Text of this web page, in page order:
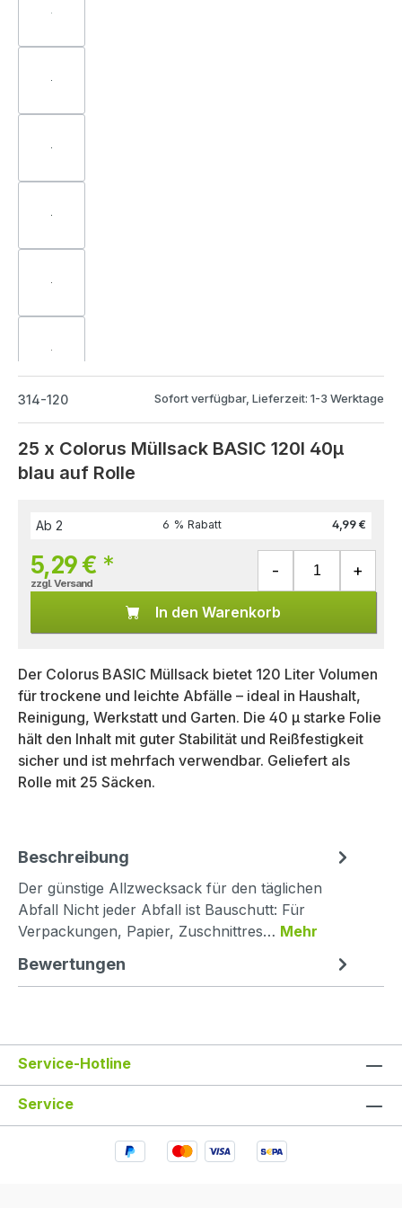
314-120 Sofort verfügbar, Lieferzeit: 1-3 Werktage
25 x Colorus Müllsack BASIC 120l 40µ
blau auf Rolle
Ab 2 6 % Rabatt 4,99 €
5,29 € *
zzgl. Versand
In den Warenkorb
Der Colorus BASIC Müllsack bietet 120 Liter Volumen
für trockene und leichte Abfälle – ideal in Haushalt,
Reinigung, Werkstatt und Garten. Die 40 µ starke Folie
hält den Inhalt mit guter Stabilität und Reißfestigkeit
sicher und ist mehrfach verwendbar. Geliefert als
Rolle mit 25 Säcken.
Beschreibung
Der günstige Allzwecksack für den täglichen
Abfall Nicht jeder Abfall ist Bauschutt: Für
Verpackungen, Papier, Zuschnittres… Mehr
Bewertungen
Service-Hotline
Service